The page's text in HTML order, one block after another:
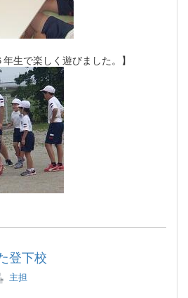
生で楽しく遊びました。】
登下校
主担